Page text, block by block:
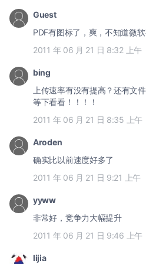
Guest
PDF有图标了，爽，不知道微
2011 年 06 月 21 日 8:32 上午
bing
上传速率有没有提高？还有文
等下看看！！！！
2011 年 06 月 21 日 8:35 上午
Aroden
确实比以前速度好多了
2011 年 06 月 21 日 9:21 上午
yyww
非常好，竞争力大幅提升
2011 年 06 月 21 日 9:46 上午
lijia